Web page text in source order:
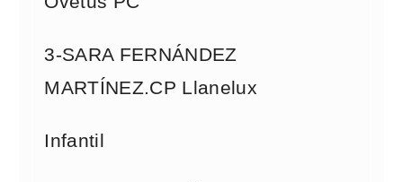
3-SARA FERNÁNDEZ
MARTÍNEZ.CP Llanelux
Infantil